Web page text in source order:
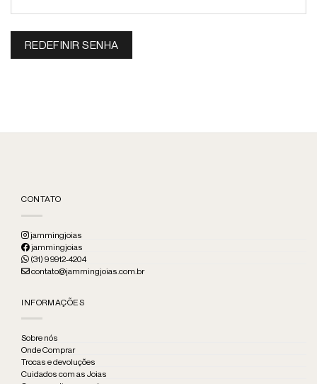
REDEFINIR SENHA
CONTATO
jammingjoias
jammingjoias
(31) 9 9912-4204
contato@jammingjoias.com.br
INFORMAÇÕES
Sobre nós
Onde Comprar
Trocas e devoluções
Cuidados com as Joias